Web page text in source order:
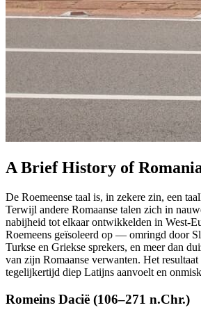
A Brief History of
De Roemeense taal is, in zekere zin, een
Terwijl andere Romaanse talen zich in
nabijheid tot elkaar ontwikkelden in West-
Roemeens geïsoleerd op — omringd door
Turkse en Griekse sprekers, en meer dan
van zijn Romaanse verwanten. Het resultaat
tegelijkertijd diep Latijns aanvoelt en
Romeins Dacië (106–271 n.Chr.)